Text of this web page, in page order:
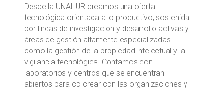
Desde la UNAHUR creamos una oferta
tecnológica orientada a lo productivo, sostenida
por líneas de investigación y desarrollo activas y
áreas de gestión altamente especializadas
como la gestión de la propiedad intelectual y la
vigilancia tecnológica. Contamos con
laboratorios y centros que se encuentran
abiertos para co crear con las organizaciones y